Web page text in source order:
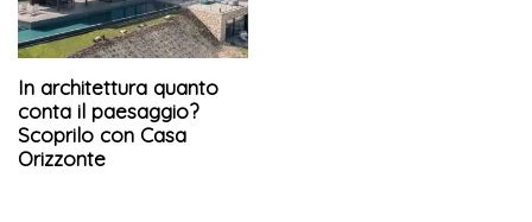
In architettura quanto
conta il paesaggio?
Scoprilo con Casa
Orizzonte